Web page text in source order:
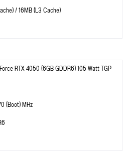
/ 16MB (L3 Cache)
RTX 4050 (6GB GDDR6) 105 Watt TGP
(Boot) MHz